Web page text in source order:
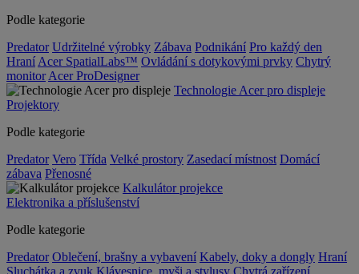
Podle kategorie
Predator Udržitelné výrobky Zábava Podnikání Pro každý den
Hraní Acer SpatialLabs™ Ovládání s dotykovými prvky Chytrý
monitor Acer ProDesigner
Technologie Acer pro displeje
Projektory
Podle kategorie
Predator Vero Třída Velké prostory Zasedací místnost Domácí
zábava Přenosné
Kalkulátor projekce
Elektronika a příslušenství
Podle kategorie
Predator Oblečení, brašny a vybavení Kabely, doky a dongly Hraní
Sluchátka a zvuk Klávesnice, myši a stylusy Chytrá zařízení